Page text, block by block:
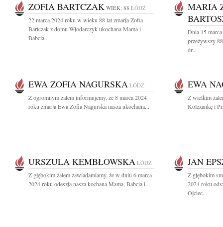
ZOFIA BARTCZAK WIEK: 88 ŁÓDŹ
22 marca 2024 roku w wieku 88 lat zmarła Zofia
Bartczak z domu Włodarczyk ukochana Mama i
Babcia...
MARIA
Dnia 15
przeżywszy
dr...
EWA ZOFIA NAGURSKA ŁÓDŹ
Z ogromnym żalem informujemy, że 8 marca 2024
roku zmarła Ewa Zofia Nagurska nasza ukochana...
EWA
Z wielkim
Koleżankę i
URSZULA KEMBŁOWSKA ŁÓDŹ
Z głębokim żalem zawiadamiamy, że w dniu 6 marca
2024 roku odeszła nasza kochana Mama, Babcia i...
JAN
Z głębokim
2024 roku
Ojciec...